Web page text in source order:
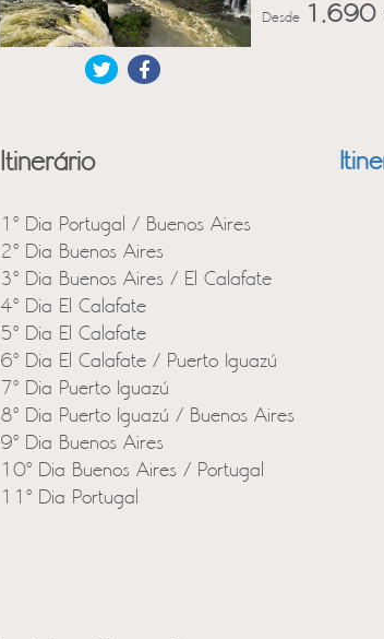
Desde 1,690
Itinerário
1º Dia Portugal / Buenos Aires
2º Dia Buenos Aires
3º Dia Buenos Aires / El Calafate
4º Dia El Calafate
5º Dia El Calafate
6º Dia El Calafate / Puerto Iguazú
7º Dia Puerto Iguazú
8º Dia Puerto Iguazú / Buenos Aires
9º Dia Buenos Aires
10º Dia Buenos Aires / Portugal
11º Dia Portugal